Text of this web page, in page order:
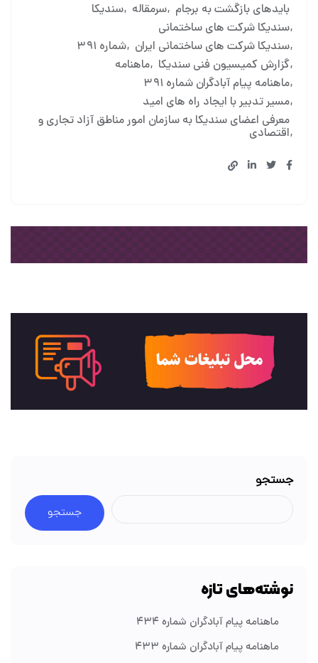
بایدهای بازگشت به برجام سرمقاله سندیکا
سندیکا شرکت های ساختمانی
سندیکا شرکت های ساختمانی ایران شماره ۳۹۱
گزارش کمیسیون فنی سندیکا ماهنامه
ماهنامه پیام آبادگران شماره ۳۹۱
مسیر تدبیر با ایجاد راه های امید
معرفی اعضای سندیکا به سازمان امور مناطق آزاد تجاری و
اقتصادی
جستجو
جستجو
نوشته‌های تازه
ماهنامه پیام آبادگران شماره ۴۳۴
ماهنامه پیام آبادگران شماره ۴۳۳